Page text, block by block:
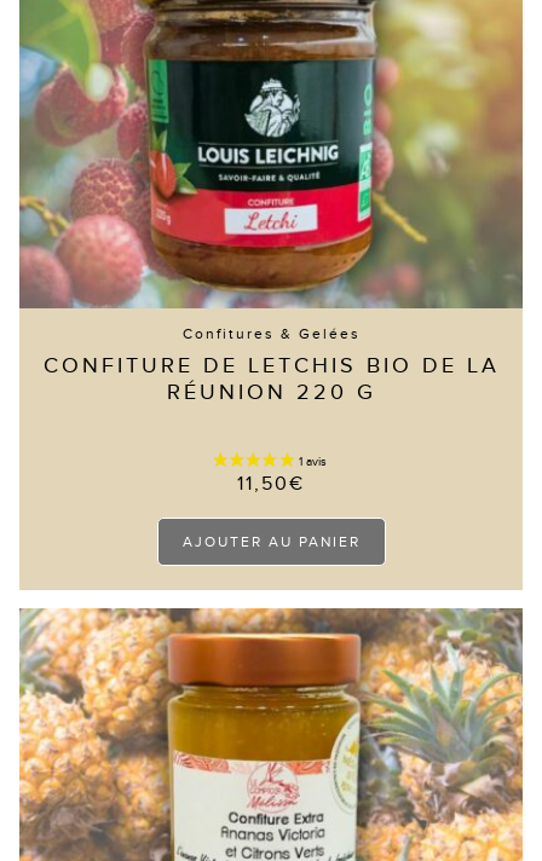
Confitures & Gelées
CONFITURE DE LETCHIS BIO DE LA
RÉUNION 220 G
11,50€
AJOUTER AU PANIER